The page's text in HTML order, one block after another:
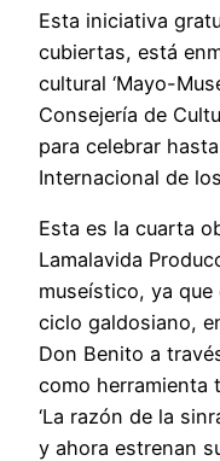
Esta iniciativa
cubiertas, está
cultural ‘Mayo-
Consejería de
para celebrar
Internacional de
Esta es la cuarta
Lamalavida
museístico, ya
ciclo galdosiano,
Don Benito a
como herramienta
‘La razón de la
y ahora estrenan